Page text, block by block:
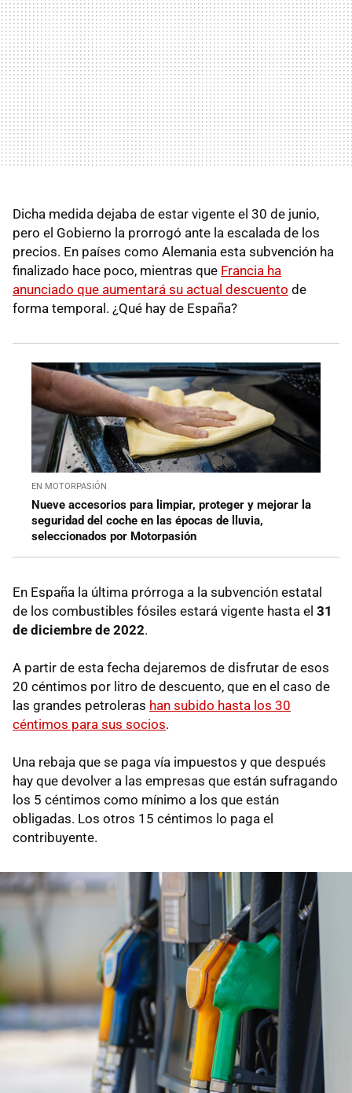
Dicha medida dejaba de estar vigente el 30 de junio,
pero el Gobierno la prorrogó ante la escalada de los
precios. En países como Alemania esta subvención ha
finalizado hace poco, mientras que Francia ha
anunciado que aumentará su actual descuento de
forma temporal. ¿Qué hay de España?
EN MOTORPASIÓN
Nueve accesorios para limpiar, proteger y mejorar la
seguridad del coche en las épocas de lluvia,
seleccionados por Motorpasión
En España la última prórroga a la subvención estatal
de los combustibles fósiles estará vigente hasta el 31
de diciembre de 2022.
A partir de esta fecha dejaremos de disfrutar de esos
20 céntimos por litro de descuento, que en el caso de
las grandes petroleras han subido hasta los 30
céntimos para sus socios.
Una rebaja que se paga vía impuestos y que después
hay que devolver a las empresas que están sufragando
los 5 céntimos como mínimo a los que están
obligadas. Los otros 15 céntimos lo paga el
contribuyente.